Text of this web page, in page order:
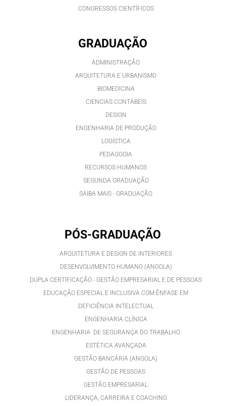
CONGRESSOS CIENTÍFICOS
GRADUAÇÃO
ADMINISTRAÇÃO
ARQUITETURA E URBANISMO
BIOMEDICINA
CIENCIAS CONTÁBEIS
DESIGN
ENGENHARIA DE PRODUÇÃO
LOGÍSTICA
PEDAGOGIA
RECURSOS HUMANOS
SEGUNDA GRADUAÇÃO
SAIBA MAIS - GRADUAÇÃO
PÓS-GRADUAÇÃO
ARQUITETURA E DESIGN DE INTERIORES
DESENVOLVIMENTO HUMANO (ANGOLA)
DUPLA CERTIFICAÇÃO - GESTÃO EMPRESARIAL E DE PESSOAS
EDUCAÇÃO ESPECIAL E INCLUSIVA COM ÊNFASE EM
DEFICIÊNCIA INTELECTUAL
ENGENHARIA CLÍNICA
ENGENHARIA DE SEGURANÇA DO TRABALHO
ESTÉTICA AVANÇADA
GESTÃO BANCÁRIA (ANGOLA)
GESTÃO DE PESSOAS
GESTÃO EMPRESARIAL
LIDERANÇA, CARREIRA E COACHING